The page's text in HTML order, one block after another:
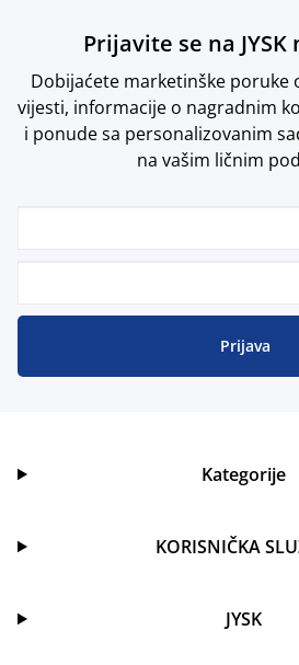
Prijavite se na
Dobijaćete marketinške poruke
vijesti, informacije o nagradnim
i ponude sa personalizovanim
na vašim ličnim
Prijava
Kategorije
KORISNIČKA
JYSK